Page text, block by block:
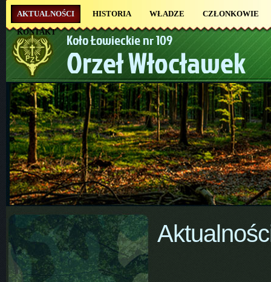
AKTUALNOŚCI HISTORIA WŁADZE
CZŁONKOWIE
KONTAKT
Koło Łowieckie nr 109
Orzeł Włocławek